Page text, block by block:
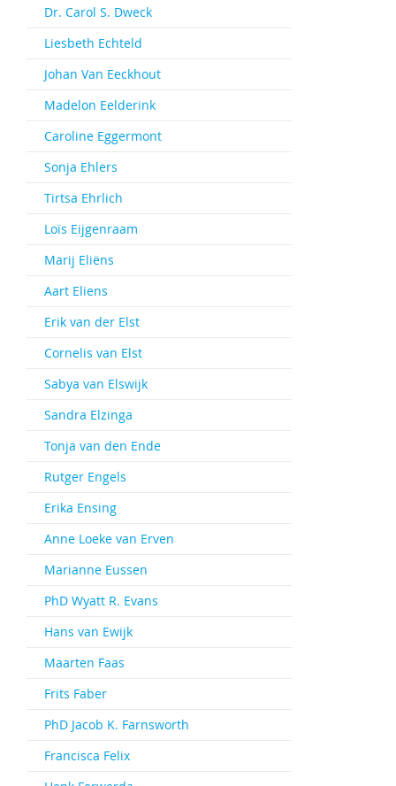
Dr. Carol S. Dweck
Liesbeth Echteld
Johan Van Eeckhout
Madelon Eelderink
Caroline Eggermont
Sonja Ehlers
Tirtsa Ehrlich
Loïs Eijgenraam
Marij Eliëns
Aart Eliens
Erik van der Elst
Cornelis van Elst
Sabya van Elswijk
Sandra Elzinga
Tonja van den Ende
Rutger Engels
Erika Ensing
Anne Loeke van Erven
Marianne Eussen
PhD Wyatt R. Evans
Hans van Ewijk
Maarten Faas
Frits Faber
PhD Jacob K. Farnsworth
Francisca Felix